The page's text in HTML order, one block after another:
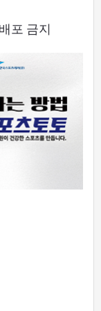
포 금지